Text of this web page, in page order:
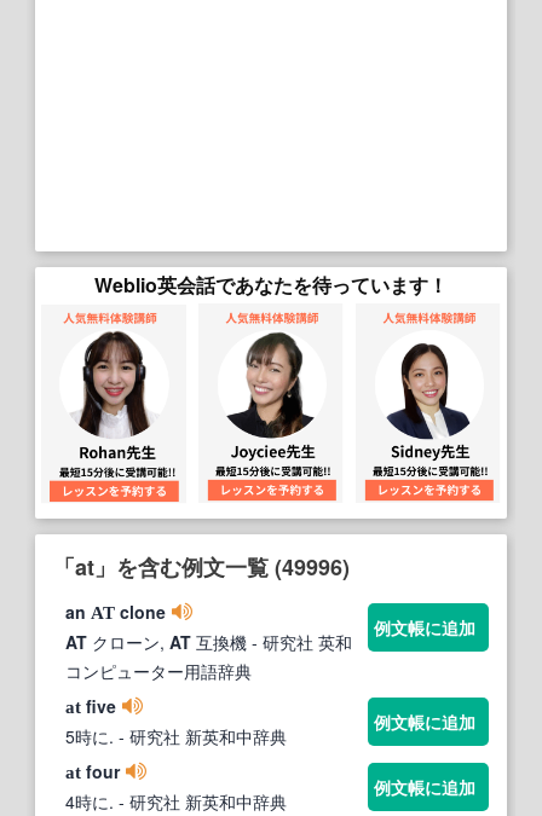
Weblio英会話であなたを待っています！
「at」を含む例文一覧 (49996)
an AT clone
AT クローン, AT 互換機 - 研究社 英和
コンピューター用語辞典
例文帳に追加
at five
5時に. - 研究社 新英和中辞典
例文帳に追加
at four
4時に. - 研究社 新英和中辞典
例文帳に追加